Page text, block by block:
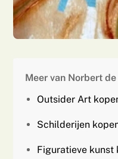
Meer van Norbert de
Outsider Art
Schilderijen
Figuratieve kunst